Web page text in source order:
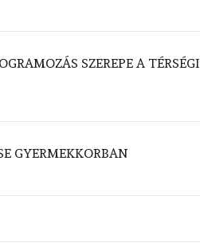
SZEREPE A TÉRSÉGI
GYERMEKKORBAN